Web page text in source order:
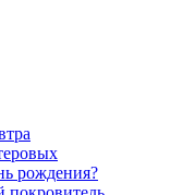
рождения?